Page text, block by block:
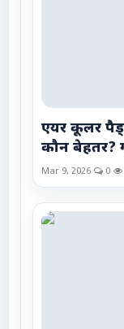
एयर कूलर
कौन बेहतर?
Mar 9, 2026 0